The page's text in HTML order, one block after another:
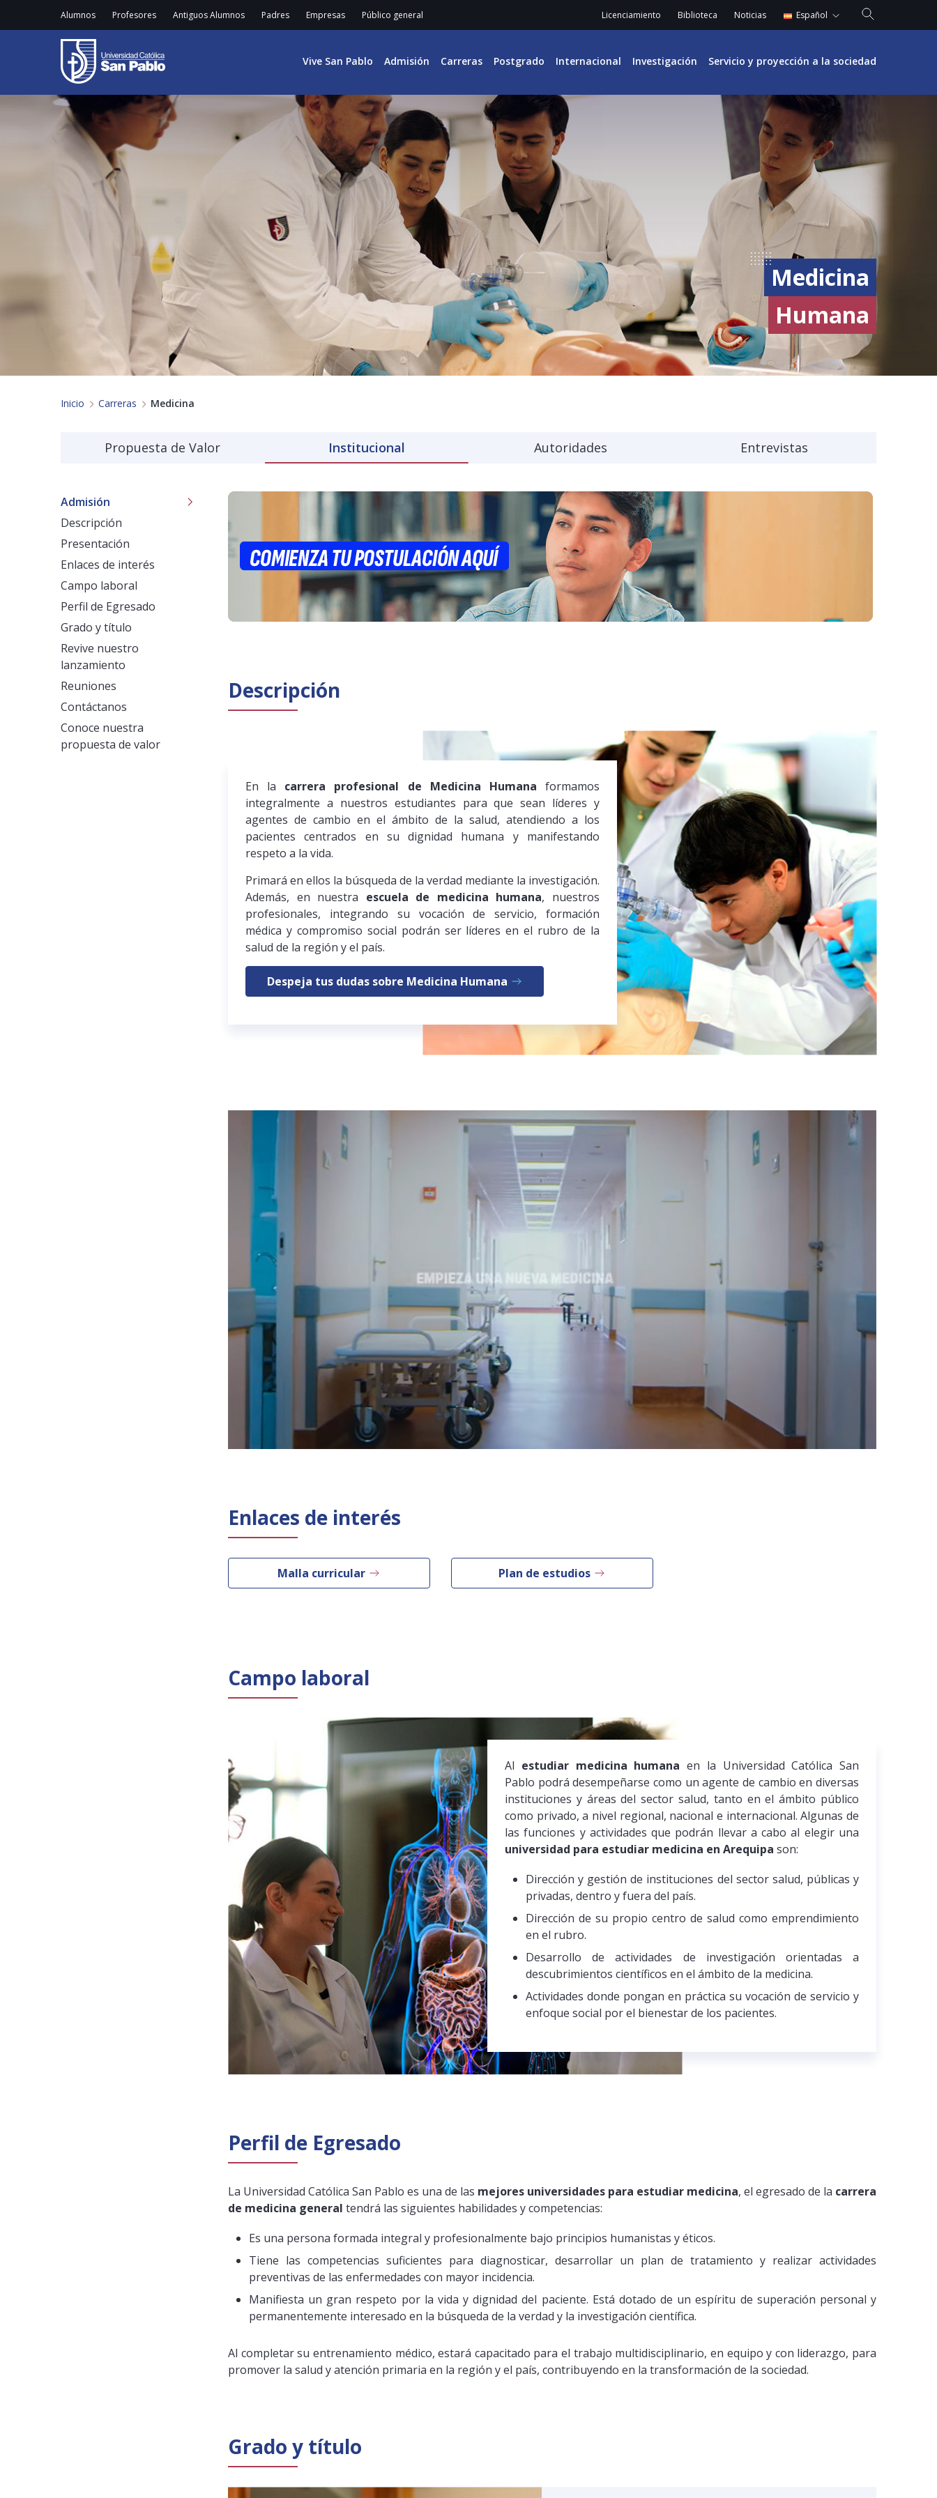
Alumnos Profesores Antiguos Alumnos Padres Empresas Público general Licenciamiento Biblioteca Noticias Español
Vive San Pablo Admisión Carreras Postgrado Internacional Investigación Servicio y proyección a la sociedad
Medicina
Humana
Inicio Carreras Medicina
Propuesta de Valor Institucional Autoridades Entrevistas
Admisión
Descripción
Presentación
Enlaces de interés
Campo laboral
Perfil de Egresado
Grado y título
Revive nuestro
lanzamiento
Reuniones
Contáctanos
Conoce nuestra
propuesta de valor
Descripción
En la carrera profesional de Medicina Humana formamos
integralmente a nuestros estudiantes para que sean líderes y
agentes de cambio en el ámbito de la salud, atendiendo a los
pacientes centrados en su dignidad humana y manifestando
respeto a la vida.
Primará en ellos la búsqueda de la verdad mediante la investigación.
Además, en nuestra escuela de medicina humana, nuestros
profesionales, integrando su vocación de servicio, formación
médica y compromiso social podrán ser líderes en el rubro de la
salud de la región y el país.
Despeja tus dudas sobre Medicina Humana
Enlaces de interés
Malla curricular Plan de estudios
Campo laboral
Al estudiar medicina humana en la Universidad Católica San
Pablo podrá desempeñarse como un agente de cambio en diversas
instituciones y áreas del sector salud, tanto en el ámbito público
como privado, a nivel regional, nacional e internacional. Algunas de
las funciones y actividades que podrán llevar a cabo al elegir una
universidad para estudiar medicina en Arequipa son:
Dirección y gestión de instituciones del sector salud, públicas y
privadas, dentro y fuera del país.
Dirección de su propio centro de salud como emprendimiento
en el rubro.
Desarrollo de actividades de investigación orientadas a
descubrimientos científicos en el ámbito de la medicina.
Actividades donde pongan en práctica su vocación de servicio y
enfoque social por el bienestar de los pacientes.
Perfil de Egresado
La Universidad Católica San Pablo es una de las mejores universidades para estudiar medicina, el egresado de la carrera
de medicina general tendrá las siguientes habilidades y competencias:
Es una persona formada integral y profesionalmente bajo principios humanistas y éticos.
Tiene las competencias suficientes para diagnosticar, desarrollar un plan de tratamiento y realizar actividades
preventivas de las enfermedades con mayor incidencia.
Manifiesta un gran respeto por la vida y dignidad del paciente. Está dotado de un espíritu de superación personal y
permanentemente interesado en la búsqueda de la verdad y la investigación científica.
Al completar su entrenamiento médico, estará capacitado para el trabajo multidisciplinario, en equipo y con liderazgo, para
promover la salud y atención primaria en la región y el país, contribuyendo en la transformación de la sociedad.
Grado y título